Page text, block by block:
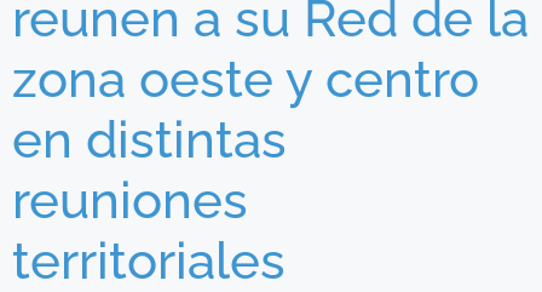
reunen a su Red de la
zona oeste y centro
en distintas
reuniones
territoriales